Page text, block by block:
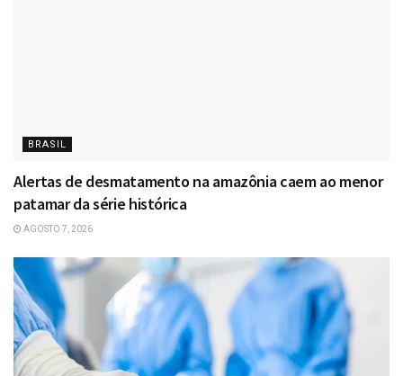
BRASIL
Alertas de desmatamento na amazônia caem ao menor
patamar da série histórica
AGOSTO 7, 2026